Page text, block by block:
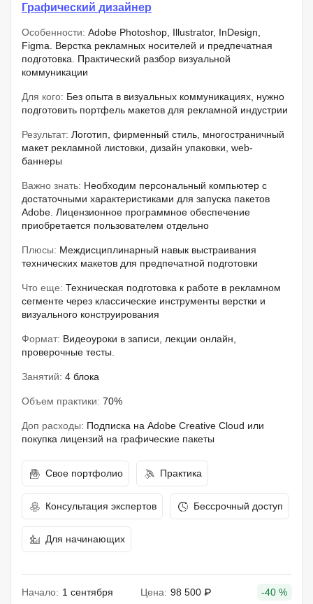
Графический дизайнер
Особенности: Adobe Photoshop, Illustrator, InDesign,
Figma. Верстка рекламных носителей и предпечатная
подготовка. Практический разбор визуальной
коммуникации
Для кого: Без опыта в визуальных коммуникациях, нужно
подготовить портфель макетов для рекламной индустрии
Результат: Логотип, фирменный стиль, многостраничный
макет рекламной листовки, дизайн упаковки, web-
баннеры
Важно знать: Необходим персональный компьютер с
достаточными характеристиками для запуска пакетов
Adobe. Лицензионное программное обеспечение
приобретается пользователем отдельно
Плюсы: Междисциплинарный навык выстраивания
технических макетов для предпечатной подготовки
Что еще: Техническая подготовка к работе в рекламном
сегменте через классические инструменты верстки и
визуального конструирования
Формат: Видеоуроки в записи, лекции онлайн,
проверочные тесты.
Занятий: 4 блока
Объем практики: 70%
Доп расходы: Подписка на Adobe Creative Cloud или
покупка лицензий на графические пакеты
Свое портфолио Практика
Консультация экспертов Бессрочный доступ
Для начинающих
Начало: 1 сентября Цена: 98 500 ₽ -40 %